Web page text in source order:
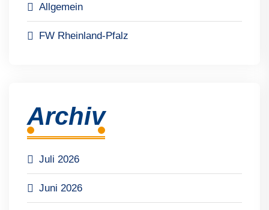
Allgemein
FW Rheinland-Pfalz
Archiv
Juli 2026
Juni 2026